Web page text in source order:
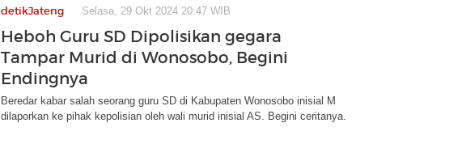
detikJateng Selasa, 29 Okt 2024 20:47 WIB
Heboh Guru SD Dipolisikan gegara
Tampar Murid di Wonosobo, Begini
Endingnya
Beredar kabar salah seorang guru SD di Kabupaten Wonosobo inisial M
dilaporkan ke pihak kepolisian oleh wali murid inisial AS. Begini ceritanya.